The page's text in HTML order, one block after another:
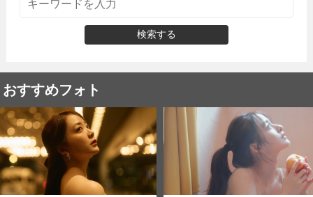
検索する
おすすめフォト